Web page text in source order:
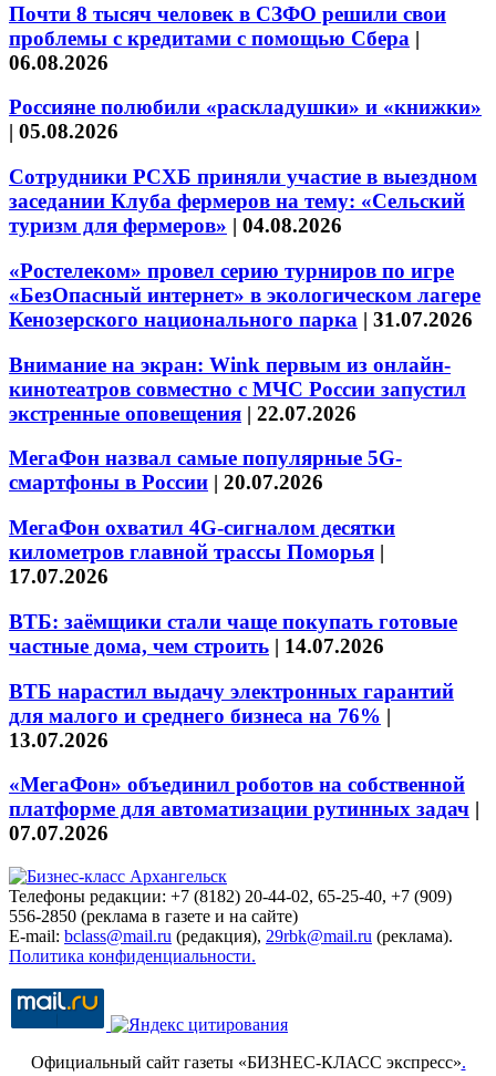
Почти 8 тысяч человек в СЗФО решили свои
проблемы с кредитами с помощью Сбера |
06.08.2026
Россияне полюбили «раскладушки» и «книжки»
| 05.08.2026
Сотрудники РСХБ приняли участие в выездном
заседании Клуба фермеров на тему: «Сельский
туризм для фермеров» | 04.08.2026
«Ростелеком» провел серию турниров по игре
«БезОпасный интернет» в экологическом лагере
Кенозерского национального парка | 31.07.2026
Внимание на экран: Wink первым из онлайн-
кинотеатров совместно с МЧС России запустил
экстренные оповещения | 22.07.2026
МегаФон назвал самые популярные 5G-
смартфоны в России | 20.07.2026
МегаФон охватил 4G-сигналом десятки
километров главной трассы Поморья |
17.07.2026
ВТБ: заёмщики стали чаще покупать готовые
частные дома, чем строить | 14.07.2026
ВТБ нарастил выдачу электронных гарантий
для малого и среднего бизнеса на 76% |
13.07.2026
«МегаФон» объединил роботов на собственной
платформе для автоматизации рутинных задач |
07.07.2026
Телефоны редакции: +7 (8182) 20-44-02, 65-25-40, +7 (909)
556-2850 (реклама в газете и на сайте)
E-mail: bclass@mail.ru (редакция), 29rbk@mail.ru (реклама).
Политика конфиденциальности.
Официальный сайт газеты «БИЗНЕС-КЛАСС экспресс».